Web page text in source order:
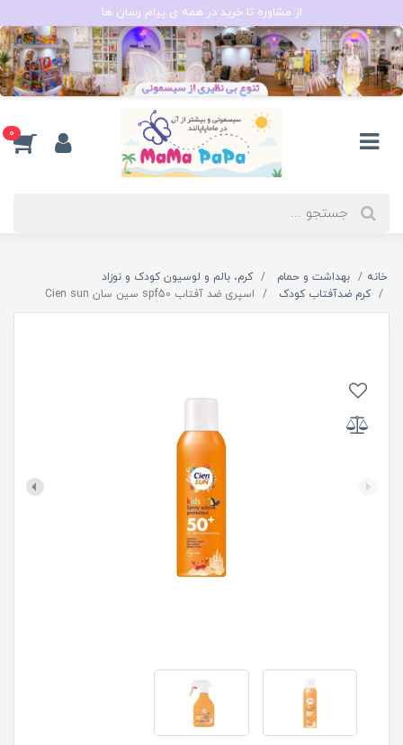
از مشاوره تا خرید در همه ی پیام رسان ها
0
خانه بهداشت و حمام
کرم، بالم و لوسیون کودک و نوزاد
کرم ضدآفتاب کودک
اسپری ضد آفتاب spf50 سین سان Cien sun